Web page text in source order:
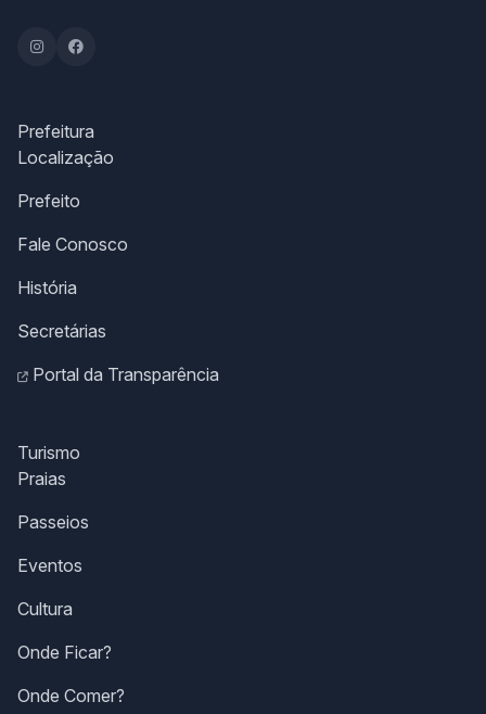
Prefeitura
Localização
Prefeito
Fale Conosco
História
Secretárias
Portal da Transparência
Turismo
Praias
Passeios
Eventos
Cultura
Onde Ficar?
Onde Comer?